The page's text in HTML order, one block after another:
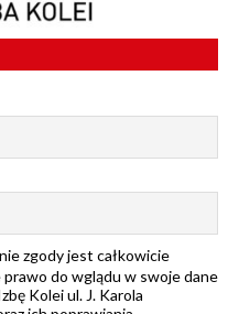
zgody jest całkowicie
do wglądu w swoje dane
Kolei ul. J. Karola